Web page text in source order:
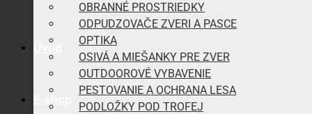
OBRANNÉ PROSTRIEDKY
ODPUDZOVAČE ZVERI A PASCE
OPTIKA
OSIVÁ A MIEŠANKY PRE ZVER
OUTDOOROVÉ VYBAVENIE
PESTOVANIE A OCHRANA LESA
PODLOŽKY POD TROFEJ